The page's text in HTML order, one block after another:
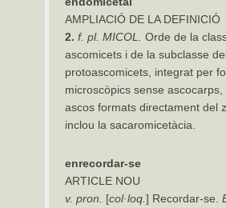
AMPLIACIÓ DE LA DEFINICIÓ
2.f. pl. MICOL.Orde de la
ascomicets i de la subclasse
protoascomicets, integrat per
microscòpics sense ascocarps,
ascos formats directament del
inclou la sacaromicetàcia.
enrecordar-se
ARTICLE NOU
v. pron. [col·loq.] Recordar-se.